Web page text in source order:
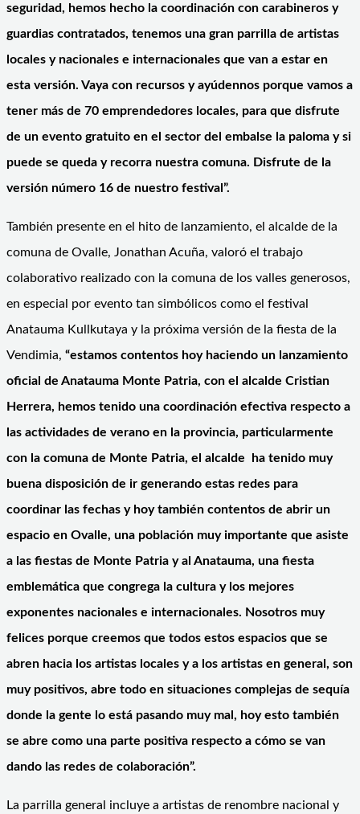
seguridad, hemos hecho la coordinación con carabineros y
guardias contratados, tenemos una gran parrilla de artistas
locales y nacionales e internacionales que van a estar en
esta versión. Vaya con recursos y ayúdennos porque vamos a
tener más de 70 emprendedores locales, para que disfrute
de un evento gratuito en el sector del embalse la paloma y si
puede se queda y recorra nuestra comuna. Disfrute de la
versión número 16 de nuestro festival”.
También presente en el hito de lanzamiento, el alcalde de la
comuna de Ovalle, Jonathan Acuña, valoró el trabajo
colaborativo realizado con la comuna de los valles generosos,
en especial por evento tan simbólicos como el festival
Anatauma Kullkutaya y la próxima versión de la fiesta de la
Vendimia, “estamos contentos hoy haciendo un lanzamiento
oficial de Anatauma Monte Patria, con el alcalde Cristian
Herrera, hemos tenido una coordinación efectiva respecto a
las actividades de verano en la provincia, particularmente
con la comuna de Monte Patria, el alcalde ha tenido muy
buena disposición de ir generando estas redes para
coordinar las fechas y hoy también contentos de abrir un
espacio en Ovalle, una población muy importante que asiste
a las fiestas de Monte Patria y al Anatauma, una fiesta
emblemática que congrega la cultura y los mejores
exponentes nacionales e internacionales. Nosotros muy
felices porque creemos que todos estos espacios que se
abren hacia los artistas locales y a los artistas en general, son
muy positivos, abre todo en situaciones complejas de sequía
donde la gente lo está pasando muy mal, hoy esto también
se abre como una parte positiva respecto a cómo se van
dando las redes de colaboración”.
La parrilla general incluye a artistas de renombre nacional y